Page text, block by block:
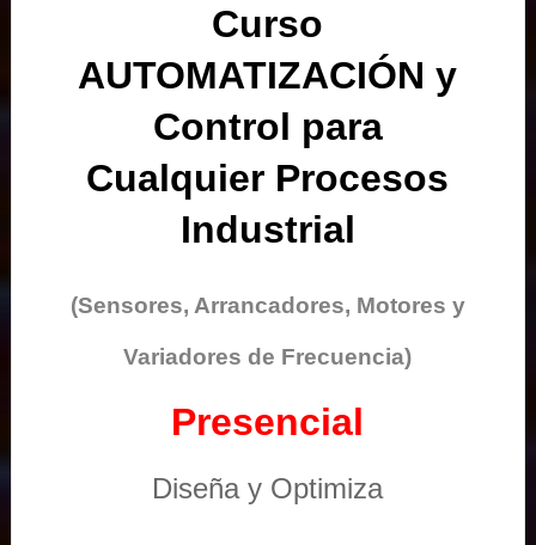
Curso
AUTOMATIZACIÓN y
Control para
Cualquier Procesos
Industrial
(Sensores, Arrancadores, Motores y
Variadores de Frecuencia)
Presencial
Diseña y Optimiza